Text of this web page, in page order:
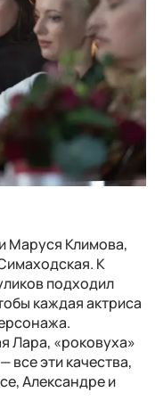
Маруся Климова,
К
подходил
каждая актриса
Лара, «роковуха»
эти качества,
Александре и